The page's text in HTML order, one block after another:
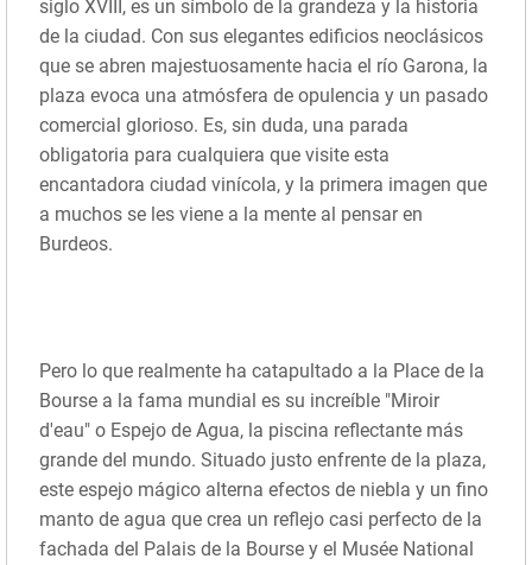
siglo XVIII, es un símbolo de la grandeza y la historia
de la ciudad. Con sus elegantes edificios neoclásicos
que se abren majestuosamente hacia el río Garona, la
plaza evoca una atmósfera de opulencia y un pasado
comercial glorioso. Es, sin duda, una parada
obligatoria para cualquiera que visite esta
encantadora ciudad vinícola, y la primera imagen que
a muchos se les viene a la mente al pensar en
Burdeos.
Pero lo que realmente ha catapultado a la Place de la
Bourse a la fama mundial es su increíble "Miroir
d'eau" o Espejo de Agua, la piscina reflectante más
grande del mundo. Situado justo enfrente de la plaza,
este espejo mágico alterna efectos de niebla y un fino
manto de agua que crea un reflejo casi perfecto de la
fachada del Palais de la Bourse y el Musée National